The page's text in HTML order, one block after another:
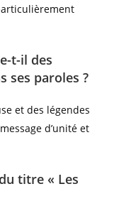
t-il des
ses paroles ?
et des légendes
d’unité et
titre « Les